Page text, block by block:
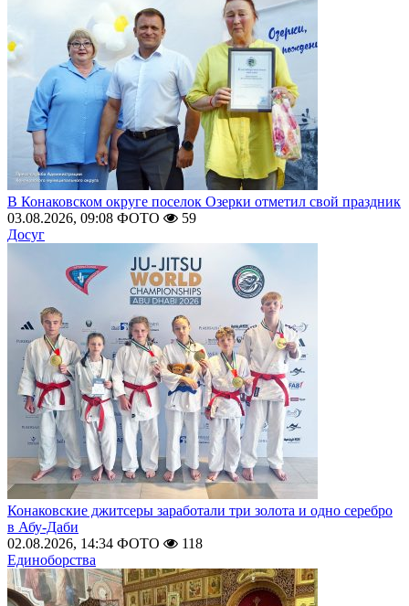
В Конаковском округе поселок Озерки отметил свой праздник
03.08.2026, 09:08 ФОТО
59
Досуг
Конаковские джитсеры заработали три золота и одно серебро
в Абу-Даби
02.08.2026, 14:34 ФОТО
118
Единоборства